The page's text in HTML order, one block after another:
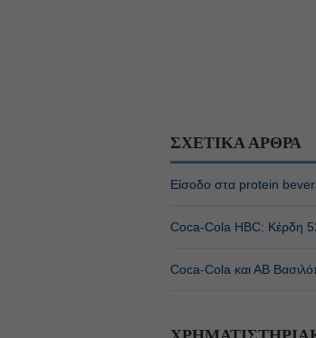
ΣΧΕΤΙΚΑ ΑΡΘΡΑ
Είσοδο στα protein
Coca-Cola HBC: Κέρδη
Coca-Cola και ΑΒ